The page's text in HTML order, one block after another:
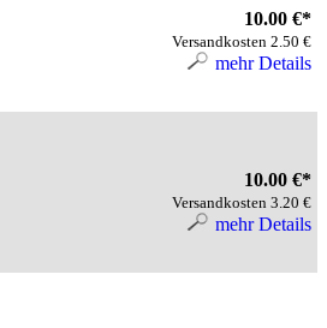
10.00 €*
Versandkosten 2.50 €
mehr Details
10.00 €*
Versandkosten 3.20 €
mehr Details